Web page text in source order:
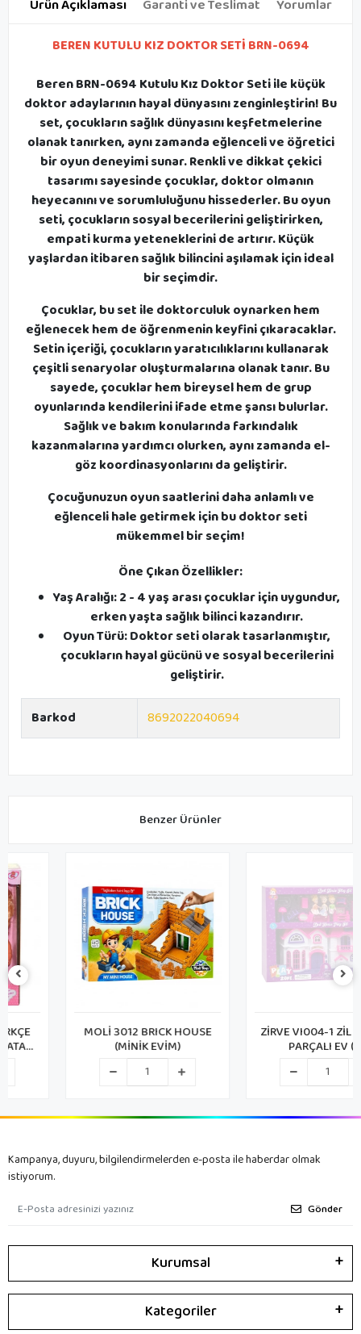
Ürün Açıklaması Garanti ve Teslimat Yorumlar
BEREN KUTULU KIZ DOKTOR SETİ BRN-0694
Beren BRN-0694 Kutulu Kız Doktor Seti ile küçük
doktor adaylarının hayal dünyasını zenginleştirin! Bu
set, çocukların sağlık dünyasını keşfetmelerine
olanak tanırken, aynı zamanda eğlenceli ve öğretici
bir oyun deneyimi sunar. Renkli ve dikkat çekici
tasarımı sayesinde çocuklar, doktor olmanın
heyecanını ve sorumluluğunu hissederler. Bu oyun
seti, çocukların sosyal becerilerini geliştirirken,
empati kurma yeteneklerini de artırır. Küçük
yaşlardan itibaren sağlık bilincini aşılamak için ideal
bir seçimdir.
Çocuklar, bu set ile doktorculuk oynarken hem
eğlenecek hem de öğrenmenin keyfini çıkaracaklar.
Setin içeriği, çocukların yaratıcılıklarını kullanarak
çeşitli senaryolar oluşturmalarına olanak tanır. Bu
sayede, çocuklar hem bireysel hem de grup
oyunlarında kendilerini ifade etme şansı bulurlar.
Sağlık ve bakım konularında farkındalık
kazanmalarına yardımcı olurken, aynı zamanda el-
göz koordinasyonlarını da geliştirir.
Çocuğunuzun oyun saatlerini daha anlamlı ve
eğlenceli hale getirmek için bu doktor seti
mükemmel bir seçim!
Öne Çıkan Özellikler:
Yaş Aralığı: 2 - 4 yaş arası çocuklar için uygundur,
erken yaşta sağlık bilinci kazandırır.
Oyun Türü: Doktor seti olarak tasarlanmıştır,
çocukların hayal gücünü ve sosyal becerilerini
geliştirir.
Barkod 8692022040694
Benzer Ürünler
MOLİ 3012 BRICK HOUSE
(MİNİK EVİM)
ZİRVE VI004-1 ZİL SESLİ 16
PARÇALI EV (12)
Kampanya, duyuru, bilgilendirmelerden e-posta ile haberdar olmak
istiyorum.
Gönder
Kurumsal
Kategoriler